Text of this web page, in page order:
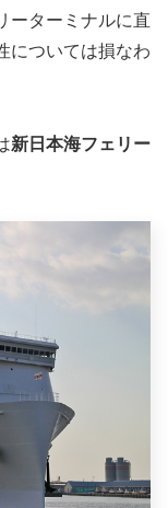
ーターミナルに直
については損なわ
新日本海フェリー